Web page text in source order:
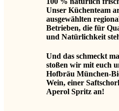
Unser Küchenteam
ausgewählten
Betrieben, die für
und Natürlichkeit
Und das schmeckt
stoßen wir mit euch
Hofbräu München-
Wein, einer
Aperol Spritz an!